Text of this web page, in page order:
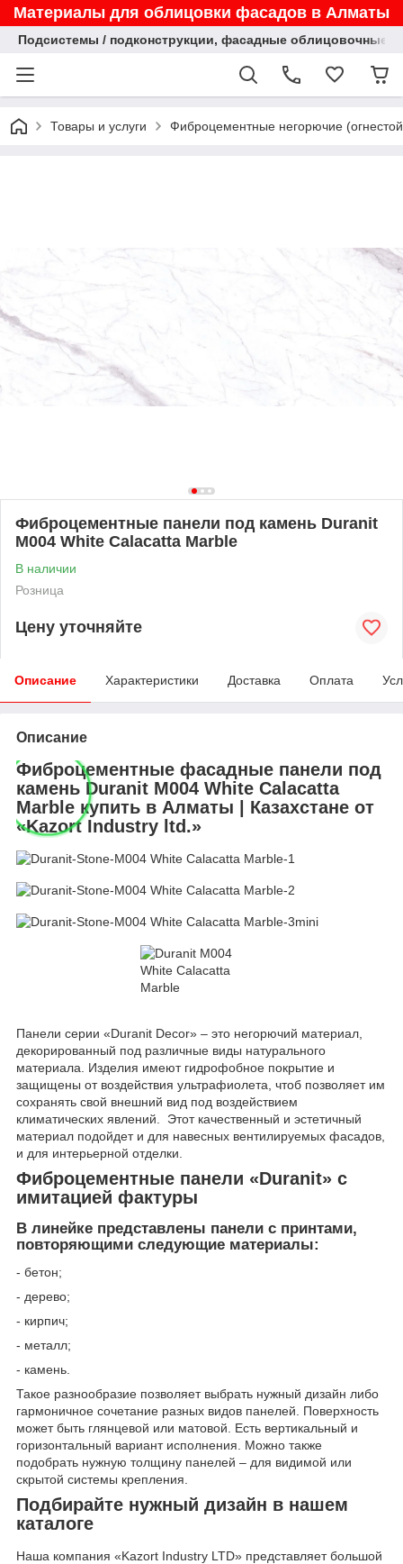
Материалы для облицовки фасадов в Алматы
Подсистемы / подконструкции, фасадные облицовочные
Товары и услуги Фиброцементные негорючие
Фиброцементные панели под камень Duranit
M004 White Calacatta Marble
В наличии
Розница
Цену уточняйте
Описание Характеристики Доставка Оплата
Описание
Фиброцементные фасадные панели под
камень Duranit M004 White Calacatta
Marble купить в Алматы | Казахстане от
«Kazort Industry ltd.»
Панели серии «Duranit Decor» – это негорючий материал,
декорированный под различные виды натурального
материала. Изделия имеют гидрофобное покрытие и
защищены от воздействия ультрафиолета, чтоб позволяет им
сохранять свой внешний вид под воздействием
климатических явлений. Этот качественный и эстетичный
материал подойдет и для навесных вентилируемых фасадов,
и для интерьерной отделки.
Фиброцементные панели «Duranit» с
имитацией фактуры
В линейке представлены панели с принтами,
повторяющими следующие материалы:
- бетон;
- дерево;
- кирпич;
- металл;
- камень.
Такое разнообразие позволяет выбрать нужный дизайн либо
гармоничное сочетание разных видов панелей. Поверхность
может быть глянцевой или матовой. Есть вертикальный и
горизонтальный вариант исполнения. Можно также
подобрать нужную толщину панелей – для видимой или
скрытой системы крепления.
Подбирайте нужный дизайн в нашем
каталоге
Наша компания «Kazort Industry LTD» представляет большой